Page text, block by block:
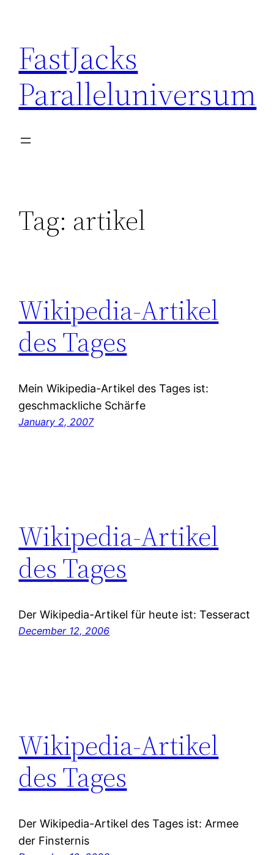
content
FastJacks
Paralleluniversum
Tag: artikel
Wikipedia-Artikel
des Tages
Mein Wikipedia-Artikel des Tages ist:
geschmackliche Schärfe
January 2, 2007
Wikipedia-Artikel
des Tages
Der Wikipedia-Artikel für heute ist: Tesseract
December 12, 2006
Wikipedia-Artikel
des Tages
Der Wikipedia-Artikel des Tages ist: Armee
der Finsternis